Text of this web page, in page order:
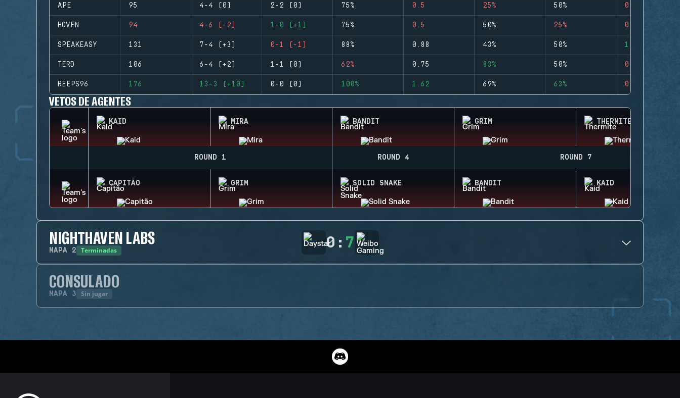
APE 95 4-4 (0) 2-2 (0) 75% 0.5 25% 50% 0
HOVEN 94 4-6 (-2) 1-0 (+1) 75% 0.5 50% 25% 0
SPEAKEASY 131 7-4 (+3) 0-1 (-1) 88% 0.88 43% 50% 1
TERD 106 6-4 (+2) 1-1 (0) 62% 0.75 83% 50% 0
REEPS96 176 13-3 (+10) 0-0 (0) 100% 1.62 69% 63% 0
VETOS DE AGENTES
KAID MIRA BANDIT GRIM THERMITE
ROUND 1 ROUND 4 ROUND 7
CAPITÃO GRIM SOLID SNAKE BANDIT KAID
NIGHTHAVEN LABS
MAPA 2 Terminadas 0 : 7
CONSULADO
MAPA 3 Sin jugar